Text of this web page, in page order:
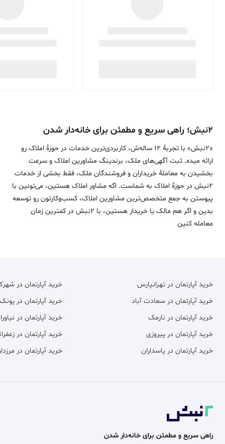
۲نبش؛ راهی سریع و مطمئن برای خانه‌دار شدن
«2نبش» با تجربۀ 12 ساله‌ش، کاربردی‌ترین خدمات در حوزۀ املاک رو
ارائه میده. ثبت آگهی‌های ملک، برندینگ مشاورین املاک و سرعت
بخشیدن به معاملۀ خریداران و فروشندگان ملک، فقط بخشی از خدمات
2نبش در حوزۀ املاک به شماست. اگه مشاور املاک هستین، می‌تونین با
پیوستن به جمع متخصص‌ترین مشاورین املاک، کسب‌وکارتون رو توسعه
بدین و اگر هم مالک یا خریدار هستین، با 2نبش در کمترین زمان
معامله‌ کنین
خرید آپارتمان در تهرانپارس
خرید آپارتمان در سعادت آباد
خرید آپارتمان در نارمک
خرید آپارتمان در پیروزی
خرید آپارتمان در پاسداران
خرید آپارتمان در
خرید آپارتمان در
خرید آپارتمان در
خرید آپارتمان در
خرید آپارتمان در
راهی سریع و مطمئن برای خانه‌دار شدن